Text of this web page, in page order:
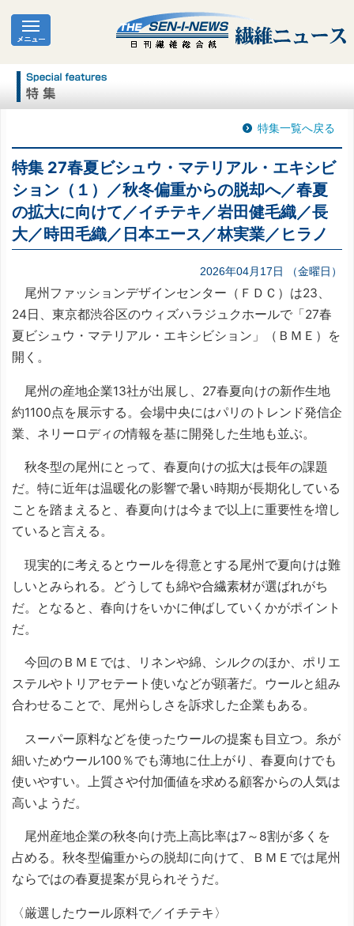
特集一覧へ戻る
特集 27春夏ビシュウ・マテリアル・エキシビ
ション（１）／秋冬偏重からの脱却へ／春夏
の拡大に向けて／イチテキ／岩田健毛織／長
大／時田毛織／日本エース／林実業／ヒラノ
2026年04月17日 （金曜日）
尾州ファッションデザインセンター（ＦＤＣ）は23、
24日、東京都渋谷区のウィズハラジュクホールで「27春
夏ビシュウ・マテリアル・エキシビション」（ＢＭＥ）を
開く。
尾州の産地企業13社が出展し、27春夏向けの新作生地
約1100点を展示する。会場中央にはパリのトレンド発信企
業、ネリーロディの情報を基に開発した生地も並ぶ。
秋冬型の尾州にとって、春夏向けの拡大は長年の課題
だ。特に近年は温暖化の影響で暑い時期が長期化している
ことを踏まえると、春夏向けは今まで以上に重要性を増し
ていると言える。
現実的に考えるとウールを得意とする尾州で夏向けは難
しいとみられる。どうしても綿や合繊素材が選ばれがち
だ。となると、春向けをいかに伸ばしていくかがポイント
だ。
今回のＢＭＥでは、リネンや綿、シルクのほか、ポリエ
ステルやトリアセテート使いなどが顕著だ。ウールと組み
合わせることで、尾州らしさを訴求した企業もある。
スーパー原料などを使ったウールの提案も目立つ。糸が
細いためウール100％でも薄地に仕上がり、春夏向けでも
使いやすい。上質さや付加価値を求める顧客からの人気は
高いようだ。
尾州産地企業の秋冬向け売上高比率は7～8割が多くを
占める。秋冬型偏重からの脱却に向けて、ＢＭＥでは尾州
ならではの春夏提案が見られそうだ。
〈厳選したウール原料で／イチテキ〉